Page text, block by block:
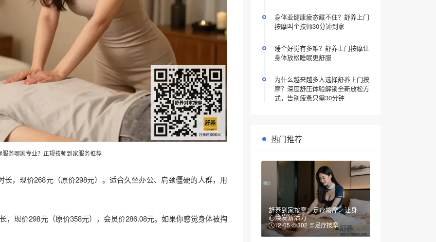
服务哪家专业？正规技师到家服务推荐
，现价268元（原价298元）。适合久坐办公、肩颈僵硬的人群，用
现价298元（原价358元），会员价286.08元。如果你感觉身体被掏
身体亚健康疲态藏不住？舒养上门
按摩叫个技师30分钟到家
睡个好觉有多难？舒养上门按摩让
身体放松睡眠更舒服
为什么越来越多人选择舒养上门按
摩？深度舒压体验解锁全新放松方
式，告别疲惫只需30分钟
热门推荐
舒养到家按摩：足疗按摩，让身
心焕发新活力
12-05 302 足疗按摩